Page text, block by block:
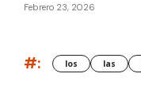
Febrero 23, 2026
#: los las